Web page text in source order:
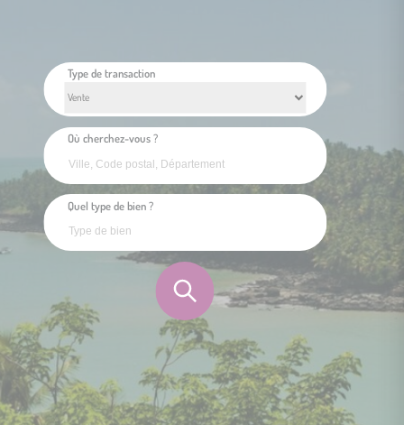
Type de transaction
Où cherchez-vous ?
Quel type de bien ?